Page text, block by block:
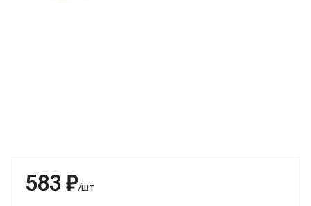
583 ₽/шт